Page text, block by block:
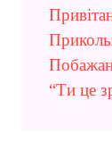
“Ти це